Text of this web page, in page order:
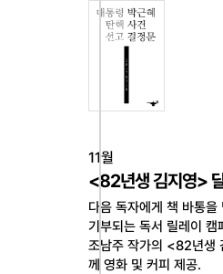
11월
<82년생 김지영>
다음 독자에게 책 바통
기부되는 독서 릴레이
조남주 작가의 <82년생
께 영화 및 커피 제공.